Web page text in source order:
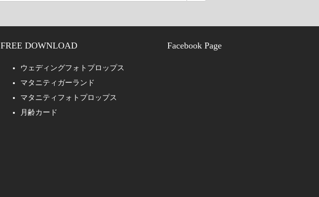
FREE DOWNLOAD
ウェディングフォトプロップス
マタニティガーランド
マタニティフォトプロップス
月齢カード
Facebook Page